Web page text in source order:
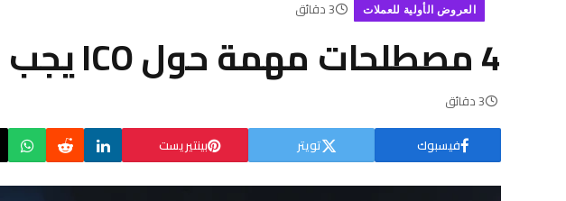
العروض الأولية للعملات 3 دقائق
4 مصطلحات مهمة حول ICO يجب على كل مبتدئ معرفتها
3 دقائق
فيسبوك تويتر بينتيريست